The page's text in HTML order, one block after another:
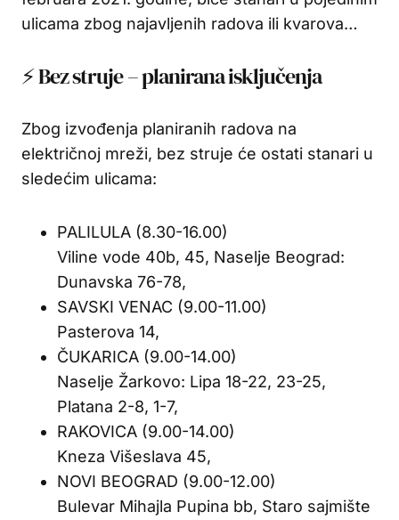
ulicama zbog najavljenih radova ili kvarova…
⚡ Bez struje – planirana isključenja
Zbog izvođenja planiranih radova na
električnoj mreži, bez struje će ostati stanari u
sledećim ulicama:
PALILULA (8.30-16.00)
Viline vode 40b, 45, Naselje Beograd:
Dunavska 76-78,
SAVSKI VENAC (9.00-11.00)
Pasterova 14,
ČUKARICA (9.00-14.00)
Naselje Žarkovo: Lipa 18-22, 23-25,
Platana 2-8, 1-7,
RAKOVICA (9.00-14.00)
Kneza Višeslava 45,
NOVI BEOGRAD (9.00-12.00)
Bulevar Mihajla Pupina bb, Staro sajmište